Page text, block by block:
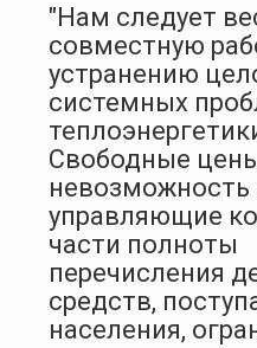
"Нам следует
совместную
устранению
системных
Свободные
невозможность
управляющие
части полноты
перечисления
средств,
населения,